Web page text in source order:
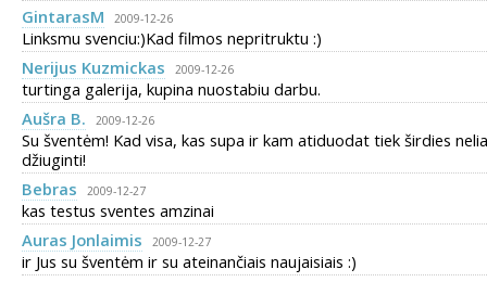
GintarasM
2009-12-26
Linksmu svenciu:)Kad filmos nepritruktu :)
Nerijus Kuzmickas
2009-12-26
turtinga galerija, kupina nuostabiu darbu.
Aušra B.
2009-12-26
Su šventėm! Kad visa, kas supa ir kam atiduodat tiek širdies
džiuginti!
Bebras
2009-12-27
kas testus sventes amzinai
Auras Jonlaimis
2009-12-27
ir Jus su šventėm ir su ateinančiais naujaisiais :)